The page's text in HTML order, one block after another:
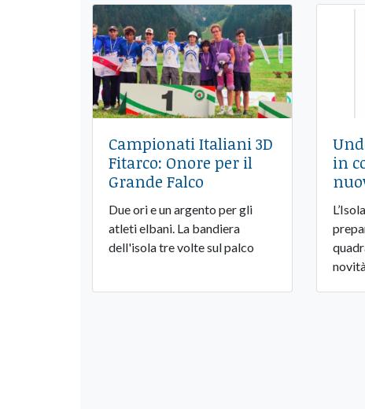
Campionati Italiani 3D
Fitarco: Onore per il
Grande Falco
Due ori e un argento per gli
atleti elbani. La bandiera
dell'isola tre volte sul palco
in